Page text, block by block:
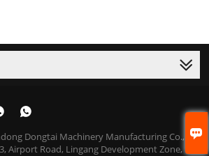


Dongtai Machinery Manufacturing Co.,
Airport Road, Lingang Development Zone,